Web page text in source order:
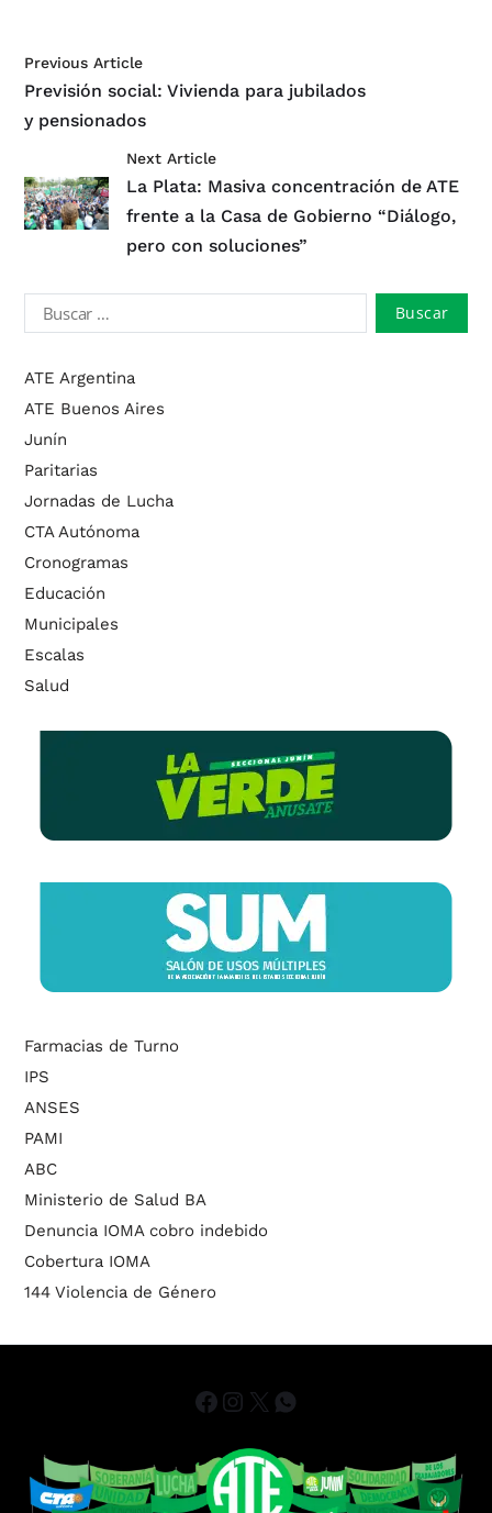
Previous Article
Previsión social: Vivienda para jubilados
y pensionados
Next Article
La Plata: Masiva concentración de ATE
frente a la Casa de Gobierno “Diálogo,
pero con soluciones”
ATE Argentina
ATE Buenos Aires
Junín
Paritarias
Jornadas de Lucha
CTA Autónoma
Cronogramas
Educación
Municipales
Escalas
Salud
Farmacias de Turno
IPS
ANSES
PAMI
ABC
Ministerio de Salud BA
Denuncia IOMA cobro indebido
Cobertura IOMA
144 Violencia de Género